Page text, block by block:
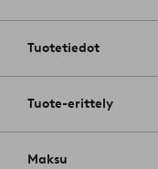
Tuotetiedot
Tuote-erittely
Maksu